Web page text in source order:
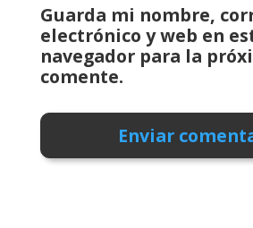
Guarda mi nombre,
electrónico y web en
navegador para la
comente.